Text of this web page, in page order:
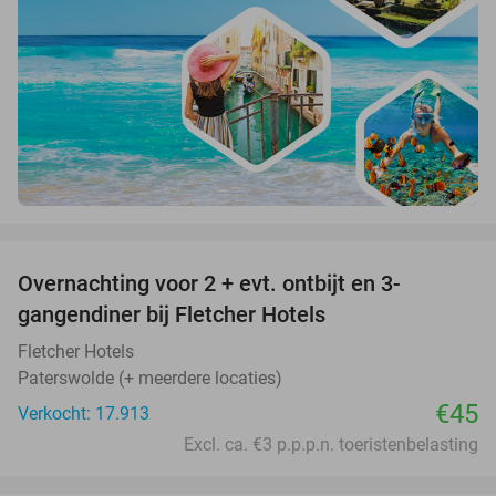
Overnachting voor 2 + evt. ontbijt en 3-
gangendiner bij Fletcher Hotels
Fletcher Hotels
Paterswolde (+ meerdere locaties)
Verkocht: 17.913
€45
Excl. ca. €3 p.p.p.n. toeristenbelasting